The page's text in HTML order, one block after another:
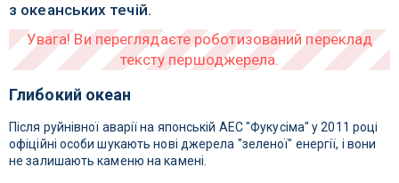
з океанських течій.
Глибокий океан
Після руйнівної аварії на японській АЕС "Фукусіма" у 2011 році
офіційні особи шукають нові джерела "зеленої" енергії, і вони
не залишають каменю на камені.